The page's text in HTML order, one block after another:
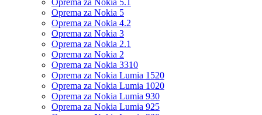
Oprema za Nokia 5.1
Oprema za Nokia 5
Oprema za Nokia 4.2
Oprema za Nokia 3
Oprema za Nokia 2.1
Oprema za Nokia 2
Oprema za Nokia 3310
Oprema za Nokia Lumia 1520
Oprema za Nokia Lumia 1020
Oprema za Nokia Lumia 930
Oprema za Nokia Lumia 925